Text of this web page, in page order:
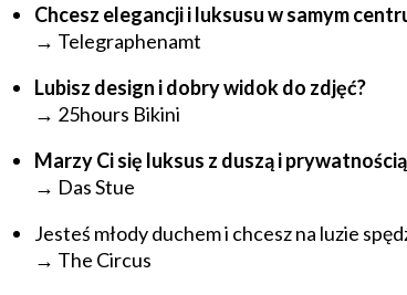
Chcesz elegancji i luksusu w samym
→ Telegraphenamt
Lubisz design i dobry widok do zdjęć?
→ 25hours Bikini
Marzy Ci się luksus z duszą i
→ Das Stue
Jesteś młody duchem i chcesz na luzie
→ The Circus